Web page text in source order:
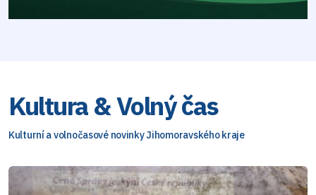
Kultura & Volný čas
Kulturní a volnočasové novinky Jihomoravského kraje